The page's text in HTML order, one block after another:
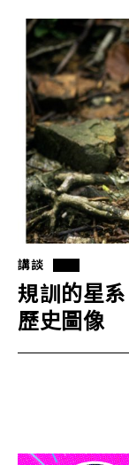
講談
規訓的星
歷史圖像